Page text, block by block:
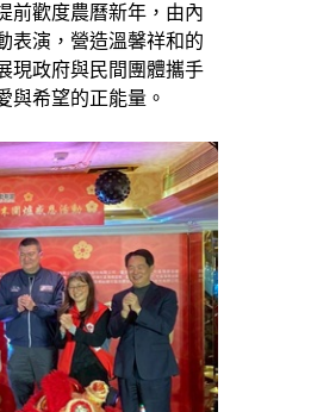
前歡度農曆新年，由內
表演，營造溫馨祥和的
現政府與民間團體攜手
與希望的正能量。